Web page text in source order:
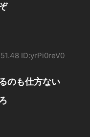
ID:yrPi0reV0
のも仕方ない